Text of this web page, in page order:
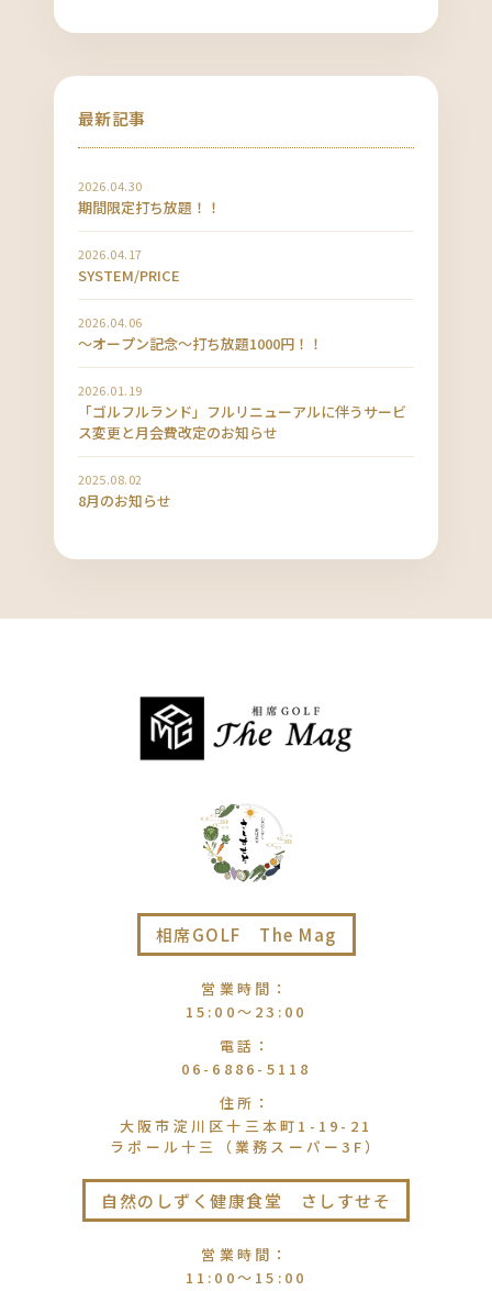
最新記事
2026.04.30
期間限定打ち放題！！
2026.04.17
SYSTEM/PRICE
2026.04.06
〜オープン記念〜打ち放題1000円！！
2026.01.19
「ゴルフルランド」フルリニューアルに伴うサービ
ス変更と月会費改定のお知らせ
2025.08.02
8月のお知らせ
相席GOLF The Mag
営業時間 ：
15:00〜23:00
電話 ：
06-6886-5118
住所 ：
大阪市淀川区十三本町1-19-21
ラポール十三（業務スーパー3F）
自然のしずく健康食堂 さしすせそ
営業時間 ：
11:00〜15:00